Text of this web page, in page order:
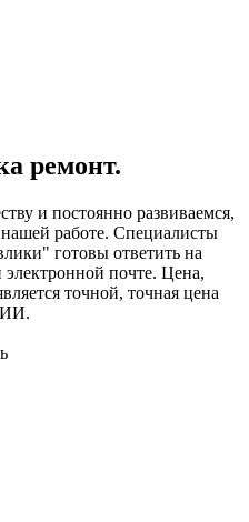
ремонт.
и постоянно развиваемся,
работе. Специалисты
готовы ответить на
почте. Цена,
точной, точная цена